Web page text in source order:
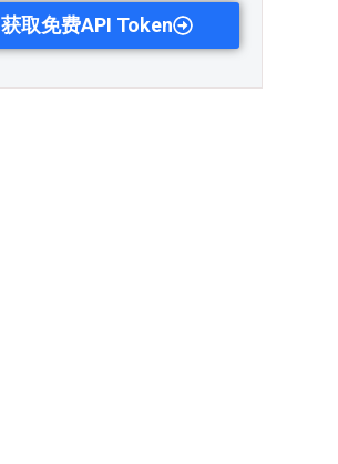
获取免费API Token